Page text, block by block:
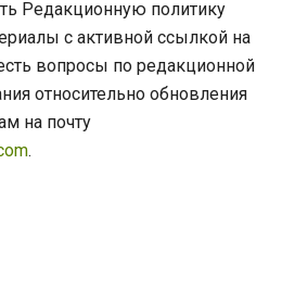
Редакционную политику
с активной ссылкой на
вопросы по редакционной
относительно обновления
на почту
.